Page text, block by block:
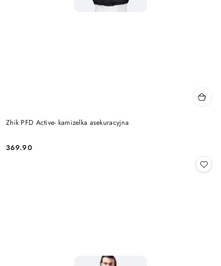
Zhik PFD Active- kamizelka asekuracyjna
Cena:
369.90